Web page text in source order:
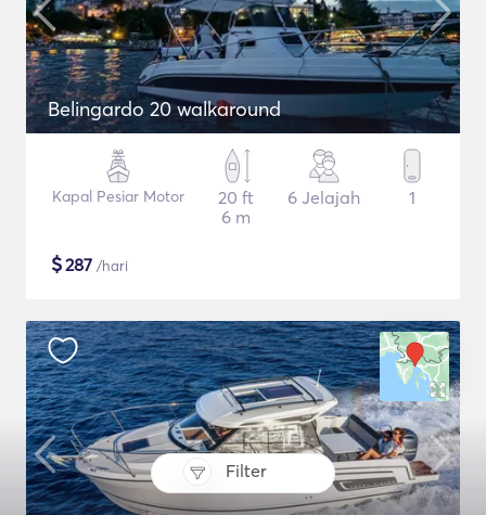
Filter
Belingardo 20 walkaround
Kapal Pesiar Motor
20 ft
6 m
6 Jelajah 1
$287 /hari